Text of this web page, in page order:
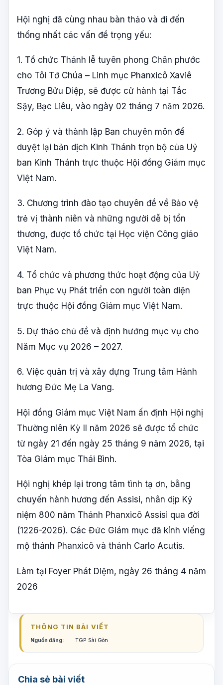
Hội nghị đã cùng nhau bàn thảo và đi đến
thống nhất các vấn đề trọng yếu:
1. Tổ chức Thánh lễ tuyên phong Chân phước
cho Tôi Tớ Chúa – Linh mục Phanxicô Xaviê
Trương Bửu Diệp, sẽ được cử hành tại Tắc
Sậy, Bạc Liêu, vào ngày 02 tháng 7 năm 2026.
2. Góp ý và thành lập Ban chuyên môn để
duyệt lại bản dịch Kinh Thánh trọn bộ của Uỷ
ban Kinh Thánh trực thuộc Hội đồng Giám mục
Việt Nam.
3. Chương trình đào tạo chuyên đề về Bảo vệ
trẻ vị thành niên và những người dễ bị tổn
thương, được tổ chức tại Học viện Công giáo
Việt Nam.
4. Tổ chức và phương thức hoạt động của Uỷ
ban Phục vụ Phát triển con người toàn diện
trực thuộc Hội đồng Giám mục Việt Nam.
5. Dự thảo chủ đề và định hướng mục vụ cho
Năm Mục vụ 2026 – 2027.
6. Việc quản trị và xây dựng Trung tâm Hành
hương Đức Mẹ La Vang.
Hội đồng Giám mục Việt Nam ấn định Hội nghị
Thường niên Kỳ II năm 2026 sẽ được tổ chức
từ ngày 21 đến ngày 25 tháng 9 năm 2026, tại
Tòa Giám mục Thái Bình.
Hội nghị khép lại trong tâm tình tạ ơn, bằng
chuyến hành hương đến Assisi, nhân dịp Kỷ
niệm 800 năm Thánh Phanxicô Assisi qua đời
(1226-2026). Các Đức Giám mục đã kính viếng
mộ thánh Phanxicô và thánh Carlo Acutis.
Làm tại Foyer Phát Diệm, ngày 26 tháng 4 năm
2026
THÔNG TIN BÀI VIẾT
Nguồn đăng: TGP Sài Gòn
Chia sẻ bài viết